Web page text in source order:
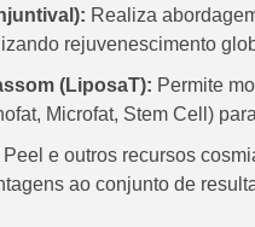
Realiza
rejuvenescimento
(LiposaT): Permite
Microfat, Stem Cell)
e outros recursos
ao conjunto de